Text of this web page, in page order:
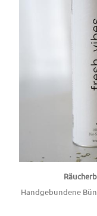
Handgebundene